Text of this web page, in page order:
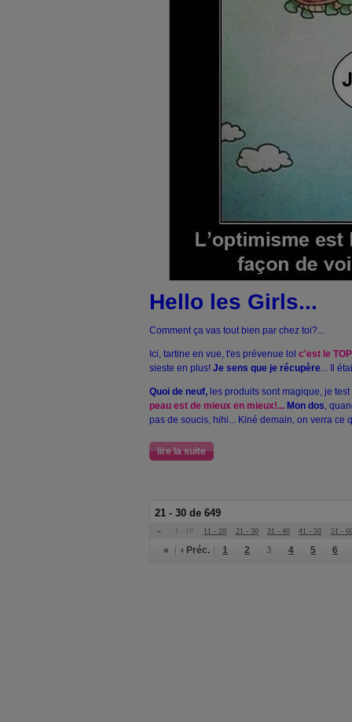
Hello les Girls...
Comment ça vas tout bien par chez toi?...
Ici, tartine en vue, t'es prévenue lol c'est le TOP
sieste en plus! Je sens que je récupère... Il
Quoi de neuf, les produits sont magique, je
peau est de mieux en mieux!... Mon dos,
pas de soucis, hihi... Kiné demain, on verra ce
lire la suite
21 - 30 de 649
« 1 - 10 11 - 20 21 - 30 31 - 40 41 - 50 51 -
« ‹ Préc. 1 2 3 4 5 6